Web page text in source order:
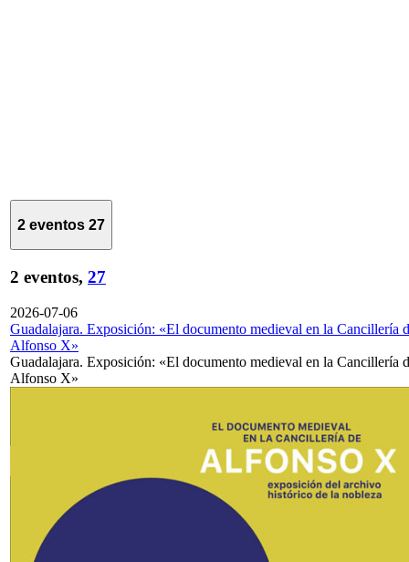
2 eventos 27
2 eventos, 27
2026-07-06
Guadalajara. Exposición: «El documento medieval en la Cancillería
Alfonso X»
Guadalajara. Exposición: «El documento medieval en la Cancillería
Alfonso X»